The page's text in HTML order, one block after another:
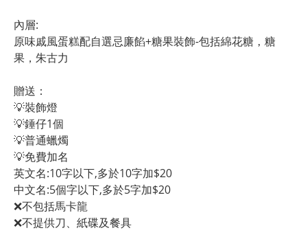
內層:
原味戚風蛋糕配自選忌廉餡+糖果裝飾-包括綿花糖，糖
果，朱古力
贈送：
💡裝飾燈
💡錘仔1個
💡普通蠟燭
💡免費加名
英文名:10字以下,多於10字加$20
中文名:5個字以下,多於5字加$20
❌不包括馬卡龍
❌不提供刀、紙碟及餐具